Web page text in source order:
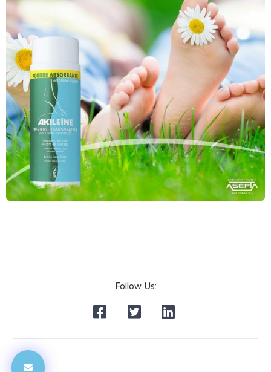
Follow Us: